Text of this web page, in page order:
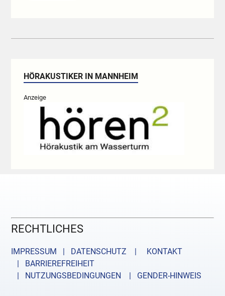
HÖRAKUSTIKER IN MANNHEIM
Anzeige
RECHTLICHES
IMPRESSUM | DATENSCHUTZ |
KONTAKT
| BARRIEREFREIHEIT
| NUTZUNGSBEDINGUNGEN
| GENDER-HINWEIS